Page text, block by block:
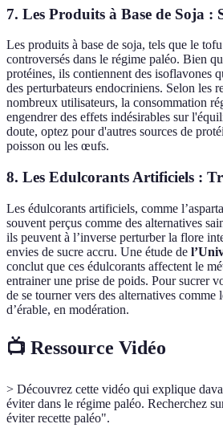
7. Les Produits à Base de Soja :
Les produits à base de soja, tels que le
controversés dans le régime paléo. Bien
protéines, ils contiennent des isoflavones
des perturbateurs endocriniens. Selon les
nombreux utilisateurs, la consommation
engendrer des effets indésirables sur
doute, optez pour d'autres sources de
poisson ou les œufs.
8. Les Edulcorants Artificiels :
Les édulcorants artificiels, comme
souvent perçus comme des alternatives
ils peuvent à l’inverse perturber la flore
envies de sucre accru. Une étude de
conclut que ces édulcorants affectent le
entrainer une prise de poids. Pour sucrer
de se tourner vers des alternatives comme
d’érable, en modération.
📺 Ressource Vidéo
> Découvrez cette vidéo qui explique
éviter dans le régime paléo. Recherchez
éviter recette paléo".